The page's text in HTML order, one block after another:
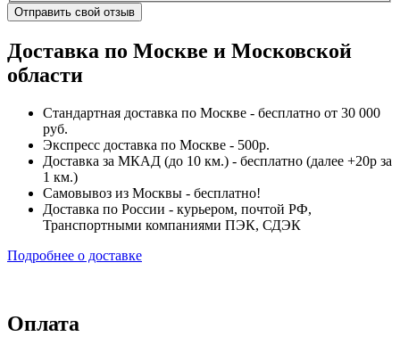
Отправить свой отзыв
Доставка по Москве и Московской
области
Стандартная доставка по Москве - бесплатно от 30 000
руб.
Экспресс доставка по Москве - 500р.
Доставка за МКАД (до 10 км.) - бесплатно (далее +20р за
1 км.)
Самовывоз из Москвы - бесплатно!
Доставка по России - курьером, почтой РФ,
Транспортными компаниями ПЭК, СДЭК
Подробнее о доставке
Оплата